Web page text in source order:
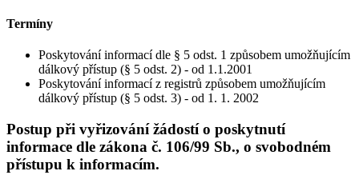
Termíny
Poskytování informací dle § 5 odst. 1 způsobem umožňujícím
dálkový přístup (§ 5 odst. 2) - od 1.1.2001
Poskytování informací z registrů způsobem umožňujícím
dálkový přístup (§ 5 odst. 3) - od 1. 1. 2002
Postup při vyřizování žádostí o poskytnutí
informace dle zákona č. 106/99 Sb., o svobodném
přístupu k informacím.